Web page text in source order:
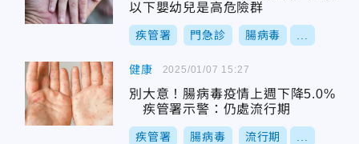
以下嬰幼兒是高危險群
疾管署 門急診 腸病毒
健康
別大意！腸病毒疫情上週下降5.0%
疾管署示警：仍處流行期
疾管署 腸病毒 流行期
2025/01/07 15:27